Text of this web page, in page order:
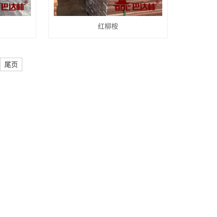
红柳桉
尾页